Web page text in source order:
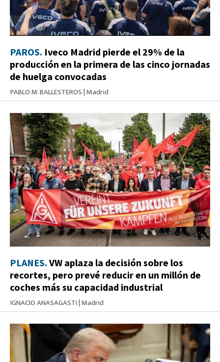
PAROS. Iveco Madrid pierde el 29% de la
producción en la primera de las cinco jornadas
de huelga convocadas
PABLO M. BALLESTEROS|Madrid
PLANES. VW aplaza la decisión sobre los
recortes, pero prevé reducir en un millón de
coches más su capacidad industrial
IGNACIO ANASAGASTI|Madrid